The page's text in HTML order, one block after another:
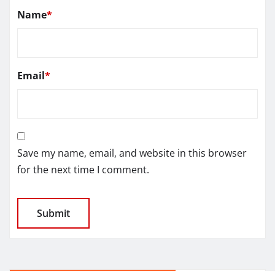
Name*
Email*
Save my name, email, and website in this browser
for the next time I comment.